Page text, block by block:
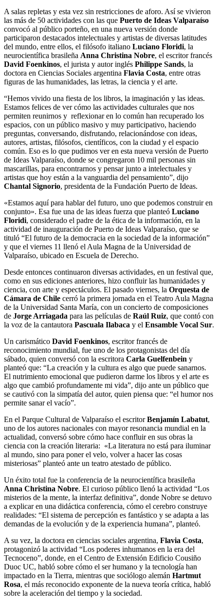
A salas repletas y esta vez sin restricciones de aforo. Así se vivieron
las más de 50 actividades con las que Puerto de Ideas Valparaíso
convocó al público porteño, en una nueva versión donde
participaron destacados intelectuales y artistas de diversas latitudes
del mundo, entre ellos, el filósofo italiano Luciano Floridi, la
neurocientífica brasileña Anna Christina Nobre, el escritor francés
David Foenkinos, el jurista y autor inglés Philippe Sands, la
doctora en Ciencias Sociales argentina Flavia Costa, entre otras
figuras de las humanidades, las letras, la ciencia y el arte.
“Hemos vivido una fiesta de los libros, la imaginación y las ideas.
Estamos felices de ver cómo las actividades culturales que nos
permiten reunirnos y reflexionar en lo común han recuperado los
espacios, con un público masivo y muy participativo, haciendo
preguntas, conversando, disfrutando, relacionándose con ideas,
autores, artistas, filósofos, científicos, con la ciudad y el espacio
común. Eso es lo que pudimos ver en esta nueva versión de Puerto
de Ideas Valparaíso, donde se congregaron 10 mil personas sin
mascarillas, para encontrarnos y pensar junto a intelectuales y
artistas que hoy están a la vanguardia del pensamiento”, dijo
Chantal Signorio, presidenta de la Fundación Puerto de Ideas.
«Estamos aquí para hablar del futuro, uno que podemos construir en
conjunto». Esa fue una de las ideas fuerza que planteó Luciano
Floridi, considerado el padre de la ética de la información, en la
actividad de inauguración de Puerto de Ideas Valparaíso, que se
tituló “El futuro de la democracia en la sociedad de la información”
y que el viernes 11 llenó el Aula Magna de la Universidad de
Valparaíso, ubicado en Escuela de Derecho.
Desde entonces continuaron diversas actividades, en un festival que,
como en sus ediciones anteriores, hizo confluir las humanidades y
ciencia, con arte y espectáculos. El pasado viernes, la Orquesta de
Cámara de Chile cerró la primera jornada en el Teatro Aula Magna
de la Universidad Santa María, con un concierto de composiciones
de Jorge Arriagada para las películas de Raúl Ruiz, que contó con
la voz de la cantautora Pascuala Ilabaca y el Ensamble Vocal Sur.
Un carismático David Foenkinos, escritor francés de
reconocimiento mundial, fue uno de los protagonistas del día
sábado, quien conversó con la escritora Carla Guelfenbein y
planteó que: “La creación y la cultura es algo que puede sanarnos.
El nutrimiento emocional que pudieron darme los libros y el arte es
algo que cambió profundamente mi vida”, dijo ante un público que
se cautivó con la simpatía del autor, quien piensa que: “el humor nos
permite sanar el vacío”.
En el Parque Cultural de Valparaíso el escritorBenjamín Labatut,
uno de los autores nacionales con mayor resonancia mundial en la
actualidad, conversó sobre cómo hace confluir en sus obras la
ciencia con la creación literaria: «La literatura no está para iluminar
al mundo, sino para poner el velo, volver a hacer las cosas
misteriosas” planteó ante un teatro atestado de público.
Un éxito total fue la conferencia de la neurocientífica brasileña
Anna Christina Nobre. El curioso público llenó la actividad “Los
misterios de la mente, la interfaz definitiva”, donde Nobre se detuvo
a explicar en una didáctica conferencia, cómo el cerebro construye
realidades: “El sistema de percepción es fantástico y se adapta a las
demandas de la evolución y de la experiencia humana”, planteó.
A su vez, la doctora en ciencias sociales argentina, Flavia Costa,
protagonizó la actividad “Los poderes inhumanos en la era del
Tecnoceno”, donde, en el Centro de Extensión Edificio Cousiño
Duoc UC, habló sobre cómo el ser humano y la tecnología han
impactado en la Tierra, mientras que sociólogo alemán Hartmut
Rosa, el más reconocido exponente de la nueva teoría crítica, habló
sobre la aceleración del tiempo y la sociedad.